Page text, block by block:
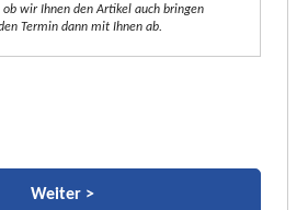
wir Ihnen den Artikel auch bringen
Termin dann mit Ihnen ab.